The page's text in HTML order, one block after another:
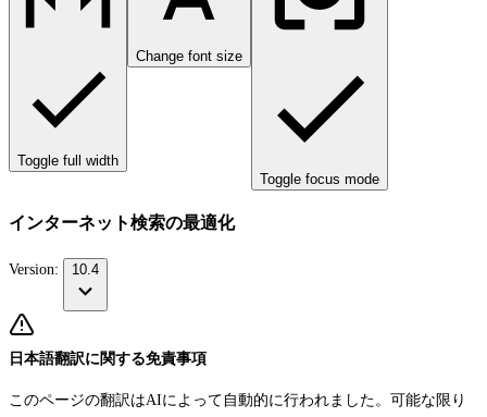
Toggle full width
Change font size
Toggle focus mode
インターネット検索の最適化
Version: 10.4
日本語翻訳に関する免責事項
このページの翻訳はAIによって自動的に行われました。可能な限り